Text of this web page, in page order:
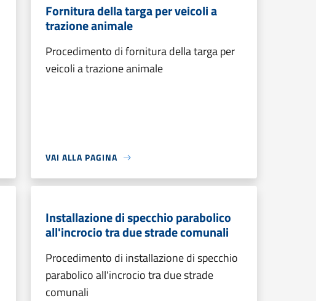
Fornitura della targa per veicoli a
trazione animale
Procedimento di fornitura della targa per
veicoli a trazione animale
VAI ALLA PAGINA
Installazione di specchio parabolico
all'incrocio tra due strade comunali
Procedimento di installazione di specchio
parabolico all'incrocio tra due strade
comunali